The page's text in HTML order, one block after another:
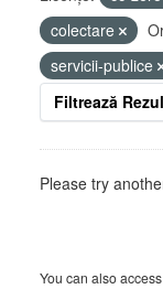
colectare
servicii-publice
Filtrează
Please try
You can also